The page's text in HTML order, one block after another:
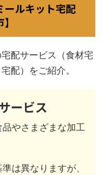
ールキット宅配
配サービス（食材宅
配）をご紹介。
ービス
やさまざまな加工
は異なりますが、